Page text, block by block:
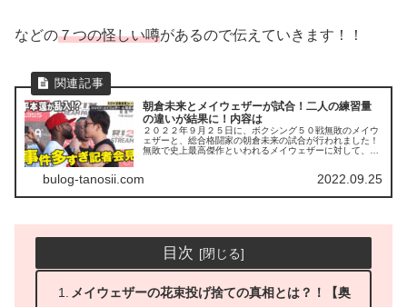
などの７つの怪しい噂があるので伝えていきます！！
朝倉未来とメイウェザーが試合！二人の練習量
の違いが結果に！内容は
２０２２年９月２５日に、ボクシング５０戦無敗のメイウ
ェザーと、総合格闘家の朝倉未来の試合が行われました！
無敗で史上最高傑作といわれるメイウェザーに対して、日
bulog-tanosii.com 2022.09.25
目次
メイウェザーの花束投げ捨ての真相とは？！【奥